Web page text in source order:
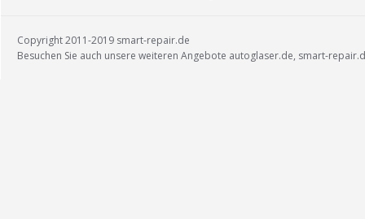
Copyright 2011-2019 smart-repair.de
Besuchen Sie auch unsere weiteren Angebote autoglaser.de, smart-